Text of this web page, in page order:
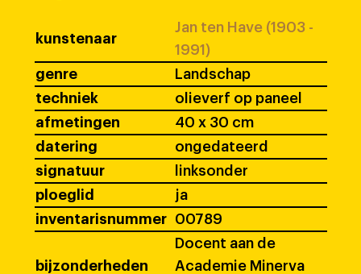
kunstenaar
Jan ten Have (1903 -
1991)
genre
Landschap
techniek
olieverf op paneel
afmetingen
40 x 30 cm
datering
ongedateerd
signatuur
linksonder
ploeglid
ja
inventarisnummer
00789
bijzonderheden
Docent aan de
Academie Minerva